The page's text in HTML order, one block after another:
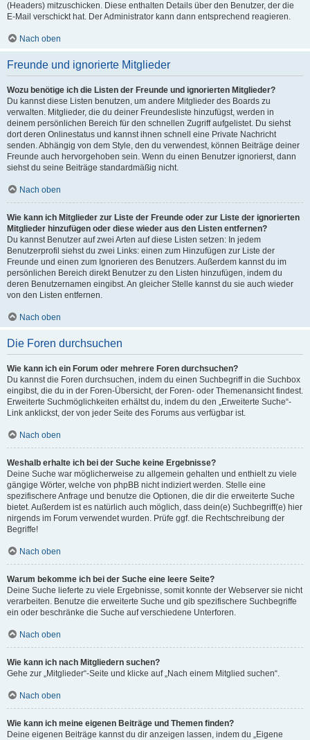
(Headers) mitzuschicken. Diese enthalten Details über den Benutzer, der die
E-Mail verschickt hat. Der Administrator kann dann entsprechend reagieren.
Nach oben
Freunde und ignorierte Mitglieder
Wozu benötige ich die Listen der Freunde und ignorierten Mitglieder?
Du kannst diese Listen benutzen, um andere Mitglieder des Boards zu
verwalten. Mitglieder, die du deiner Freundesliste hinzufügst, werden in
deinem persönlichen Bereich für den schnellen Zugriff aufgelistet. Du siehst
dort deren Onlinestatus und kannst ihnen schnell eine Private Nachricht
senden. Abhängig von dem Style, den du verwendest, können Beiträge deiner
Freunde auch hervorgehoben sein. Wenn du einen Benutzer ignorierst, dann
siehst du seine Beiträge standardmäßig nicht.
Nach oben
Wie kann ich Mitglieder zur Liste der Freunde oder zur Liste der ignorierten
Mitglieder hinzufügen oder diese wieder aus den Listen entfernen?
Du kannst Benutzer auf zwei Arten auf diese Listen setzen: In jedem
Benutzerprofil siehst du zwei Links: einen zum Hinzufügen zur Liste der
Freunde und einen zum Ignorieren des Benutzers. Außerdem kannst du im
persönlichen Bereich direkt Benutzer zu den Listen hinzufügen, indem du
deren Benutzernamen eingibst. An gleicher Stelle kannst du sie auch wieder
von den Listen entfernen.
Nach oben
Die Foren durchsuchen
Wie kann ich ein Forum oder mehrere Foren durchsuchen?
Du kannst die Foren durchsuchen, indem du einen Suchbegriff in die Suchbox
eingibst, die du in der Foren-Übersicht, der Foren- oder Themenansicht findest.
Erweiterte Suchmöglichkeiten erhältst du, indem du den „Erweiterte Suche“-
Link anklickst, der von jeder Seite des Forums aus verfügbar ist.
Nach oben
Weshalb erhalte ich bei der Suche keine Ergebnisse?
Deine Suche war möglicherweise zu allgemein gehalten und enthielt zu viele
gängige Wörter, welche von phpBB nicht indiziert werden. Stelle eine
spezifischere Anfrage und benutze die Optionen, die dir die erweiterte Suche
bietet. Außerdem ist es natürlich auch möglich, dass dein(e) Suchbegriff(e) hier
nirgends im Forum verwendet wurden. Prüfe ggf. die Rechtschreibung der
Begriffe!
Nach oben
Warum bekomme ich bei der Suche eine leere Seite?
Deine Suche lieferte zu viele Ergebnisse, somit konnte der Webserver sie nicht
verarbeiten. Benutze die erweiterte Suche und gib spezifischere Suchbegriffe
ein oder beschränke die Suche auf verschiedene Unterforen.
Nach oben
Wie kann ich nach Mitgliedern suchen?
Gehe zur „Mitglieder“-Seite und klicke auf „Nach einem Mitglied suchen“.
Nach oben
Wie kann ich meine eigenen Beiträge und Themen finden?
Deine eigenen Beiträge kannst du dir anzeigen lassen, indem du „Eigene